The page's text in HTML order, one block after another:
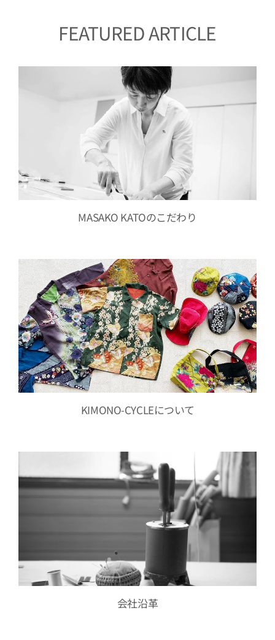
FEATURED ARTICLE
MASAKO KATOのこだわり
KIMONO-CYCLEについて
会社沿革